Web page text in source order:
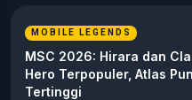
MOBILE LEGENDS
MSC 2026: Hirara dan
Hero Terpopuler, Atlas
Tertinggi